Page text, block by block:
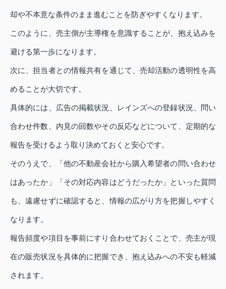
却や不本意な条件のまま進むことを防ぎやすくなります。
このように、売主側が主導権を意識することが、抱え込みを
避ける第一歩になります。
次に、担当者との情報共有を通じて、売却活動の透明性を高
めることが大切です。
具体的には、広告の掲載状況、レインズへの登録状況、問い
合わせ件数、内見の回数やその反応などについて、定期的な
報告を受けるよう取り決めておくと安心です。
そのうえで、「他の不動産会社から購入希望者の問い合わせ
はあったか」「その対応内容はどうだったか」といった質問
も、遠慮せずに確認すると、情報の広がり方を把握しやすく
なります。
報告頻度や項目を事前にすり合わせておくことで、売主が現
在の販売状況を具体的に把握でき、抱え込みへの不安も軽減
されます。